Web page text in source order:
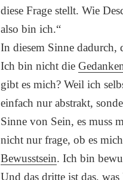
diese Frage stellt. Wie
also bin ich.“
In diesem Sinne dadurch,
Ich bin nicht die
gibt es mich? Weil ich
einfach nur abstrakt,
Sinne von Sein, es muss
nicht nur frage, ob es
Bewusstsein. Ich bin
Und das dritte ist das,